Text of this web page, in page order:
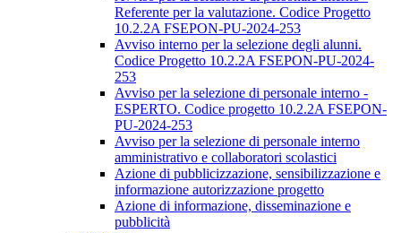
Referente per la valutazione. Codice Progetto
10.2.2A FSEPON-PU-2024-253
Avviso interno per la selezione degli alunni.
Codice Progetto 10.2.2A FSEPON-PU-2024-
253
Avviso per la selezione di personale interno -
ESPERTO. Codice progetto 10.2.2A FSEPON-
PU-2024-253
Avviso per la selezione di personale interno
amministrativo e collaboratori scolastici
Azione di pubblicizzazione, sensibilizzazione e
informazione autorizzazione progetto
Azione di informazione, disseminazione e
pubblicità